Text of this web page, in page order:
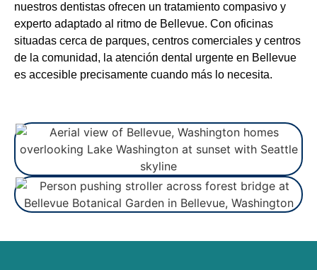
nuestros dentistas ofrecen un tratamiento compasivo y
experto adaptado al ritmo de Bellevue. Con oficinas
situadas cerca de parques, centros comerciales y centros
de la comunidad, la atención dental urgente en Bellevue
es accesible precisamente cuando más lo necesita.